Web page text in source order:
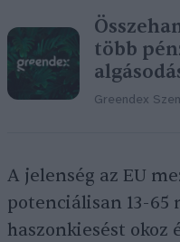
több
Greendex
A jelenség az EU
potenciálisan 13-65
haszonkiesést okoz